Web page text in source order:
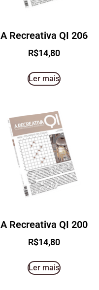
A Recreativa QI 206
R$14,80
Ler mais
A Recreativa QI 200
R$14,80
Ler mais